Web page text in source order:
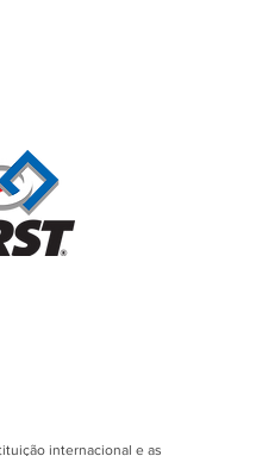
internacional e as